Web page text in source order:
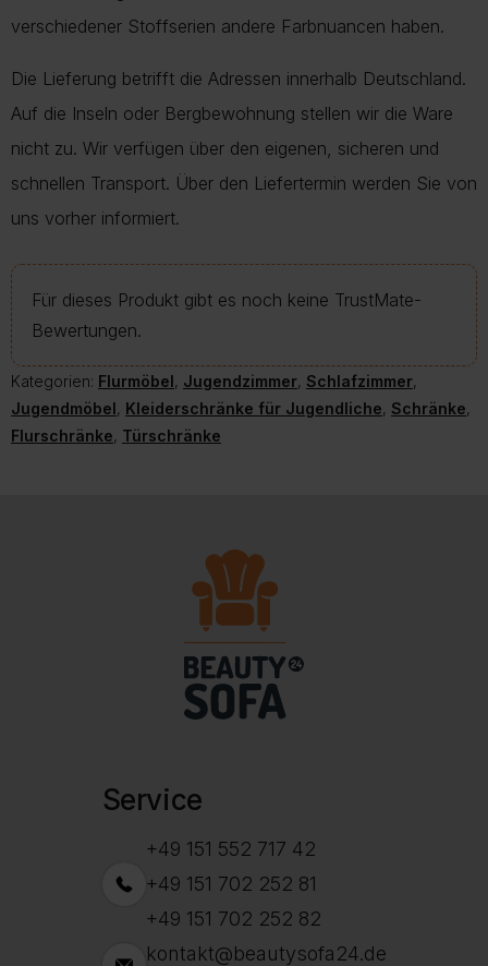
verschiedener Stoffserien andere Farbnuancen haben.
Die Lieferung betrifft die Adressen innerhalb Deutschland.
Auf die Inseln oder Bergbewohnung stellen wir die Ware
nicht zu. Wir verfügen über den eigenen, sicheren und
schnellen Transport. Über den Liefertermin werden Sie von
uns vorher informiert.
Für dieses Produkt gibt es noch keine TrustMate-
Bewertungen.
Kategorien: Flurmöbel, Jugendzimmer, Schlafzimmer,
Jugendmöbel, Kleiderschränke für Jugendliche, Schränke,
Flurschränke, Türschränke
Service
+49 151 552 717 42
+49 151 702 252 81
+49 151 702 252 82
kontakt@beautysofa24.de